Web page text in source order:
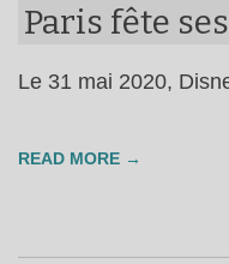
Paris fête
Le 31 mai 2020,
READ MORE →